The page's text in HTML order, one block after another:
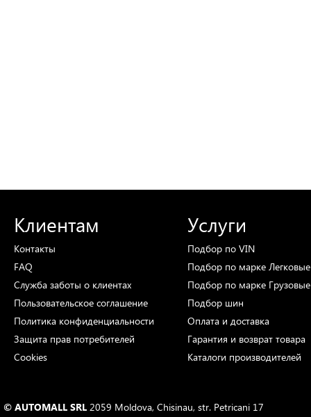
Клиентам
Контакты
FAQ
Служба заботы о клиентах
Пользовательское соглашение
Политика конфиденциальности
Защита прав потребителей
Cookies
Услуги
Подбор по VIN
Подбор по марке
Подбор по марке
Подбор шин
Оплата и доставка
Гарантия и возврат товара
Каталоги производителей
© AUTOMALL SRL 2059 Moldova, Chisinau, str. Petricani 17